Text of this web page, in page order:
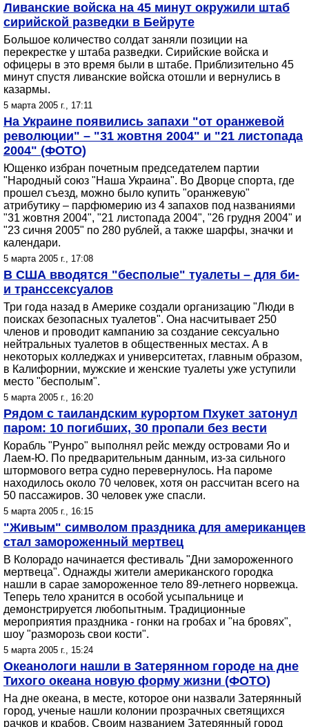
Ливанские войска на 45 минут окружили штаб
сирийской разведки в Бейруте
Большое количество солдат заняли позиции на
перекрестке у штаба разведки. Сирийские войска и
офицеры в это время были в штабе. Приблизительно 45
минут спустя ливанские войска отошли и вернулись в
казармы.
5 марта 2005 г., 17:11
На Украине появились запахи "от оранжевой
революции" – "31 жовтня 2004" и "21 листопада
2004" (ФОТО)
Ющенко избран почетным председателем партии
"Народный союз "Наша Украина". Во Дворце спорта, где
прошел съезд, можно было купить "оранжевую"
атрибутику – парфюмерию из 4 запахов под названиями
"31 жовтня 2004", "21 листопада 2004", "26 грудня 2004" и
"23 сичня 2005" по 280 рублей, а также шарфы, значки и
календари.
5 марта 2005 г., 17:08
В США вводятся "бесполые" туалеты – для би-
и транссексуалов
Три года назад в Америке создали организацию "Люди в
поисках безопасных туалетов". Она насчитывает 250
членов и проводит кампанию за создание сексуально
нейтральных туалетов в общественных местах. А в
некоторых колледжах и университетах, главным образом,
в Калифорнии, мужские и женские туалеты уже уступили
место "бесполым".
5 марта 2005 г., 16:20
Рядом с таиландским курортом Пхукет затонул
паром: 10 погибших, 30 пропали без вести
Корабль "Рунро" выполнял рейс между островами Яо и
Лаем-Ю. По предварительным данным, из-за сильного
штормового ветра судно перевернулось. На пароме
находилось около 70 человек, хотя он рассчитан всего на
50 пассажиров. 30 человек уже спасли.
5 марта 2005 г., 16:15
"Живым" символом праздника для американцев
стал замороженный мертвец
В Колорадо начинается фестиваль "Дни замороженного
мертвеца". Однажды жители американского городка
нашли в сарае замороженное тело 89-летнего норвежца.
Теперь тело хранится в особой усыпальнице и
демонстрируется любопытным. Традиционные
мероприятия праздника - гонки на гробах и "на бровях",
шоу "разморозь свои кости".
5 марта 2005 г., 15:24
Океанологи нашли в Затерянном городе на дне
Тихого океана новую форму жизни (ФОТО)
На дне океана, в месте, которое они назвали Затерянный
город, ученые нашли колонии прозрачных светящихся
рачков и крабов. Своим названием Затерянный город